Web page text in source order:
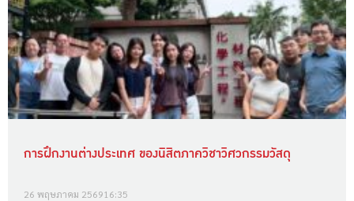
การฝึกงานต่างประเทศ ของนิสิตภาควิชาวิศวกรรมวัสดุ
26 พฤษภาคม 256916:35